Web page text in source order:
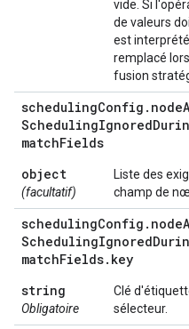
vide. Si
de valeurs
est
remplacé
fusion
schedulingConfig . node
SchedulingIgnored
matchFields
object
(facultatif)
Liste des
champ de
schedulingConfig . node
SchedulingIgnored
matchFields. key
string
Obligatoire
Clé
sélecteur.